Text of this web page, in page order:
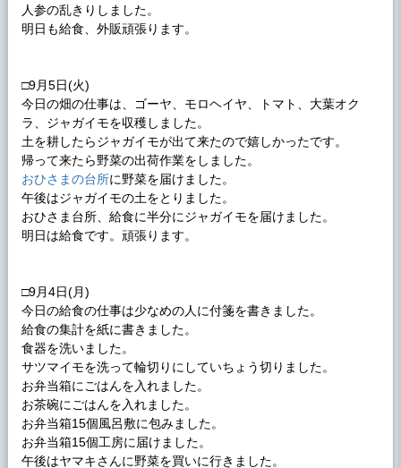
人参の乱きりしました。
明日も給食、外販頑張ります。
□9月5日(火)
今日の畑の仕事は、ゴーヤ、モロヘイヤ、トマト、大葉オク
ラ、ジャガイモを収穫しました。
土を耕したらジャガイモが出て来たので嬉しかったです。
帰って来たら野菜の出荷作業をしました。
おひさまの台所に野菜を届けました。
午後はジャガイモの土をとりました。
おひさま台所、給食に半分にジャガイモを届けました。
明日は給食です。頑張ります。
□9月4日(月)
今日の給食の仕事は少なめの人に付箋を書きました。
給食の集計を紙に書きました。
食器を洗いました。
サツマイモを洗って輪切りにしていちょう切りました。
お弁当箱にごはんを入れました。
お茶碗にごはんを入れました。
お弁当箱15個風呂敷に包みました。
お弁当箱15個工房に届けました。
午後はヤマキさんに野菜を買いに行きました。